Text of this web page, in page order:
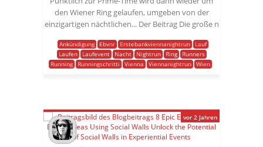
den Wiener Ring gelaufen, umgeben von der
einzigartigen nächtlichen... Der Beitrag Die große n
Ankündigung Ebvnr Erstebankviennanightrun
Lauf
Laufen
Laufevent Nacht Nightrun Ring
Runners
Running
Runningschritti Vienna Viennanightrun Wien
vor 2 Jahren